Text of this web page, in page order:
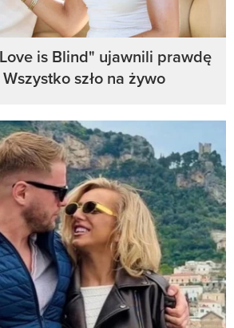
is Blind" ujawnili prawdę
szło na żywo